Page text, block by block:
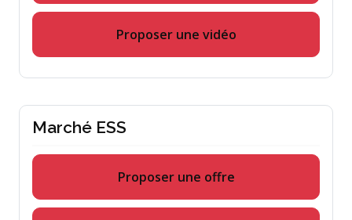
Proposer une vidéo
Marché ESS
Proposer une offre